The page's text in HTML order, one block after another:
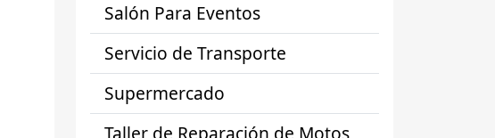
Salón Para Eventos
Servicio de Transporte
Supermercado
Taller de Reparación de Motos